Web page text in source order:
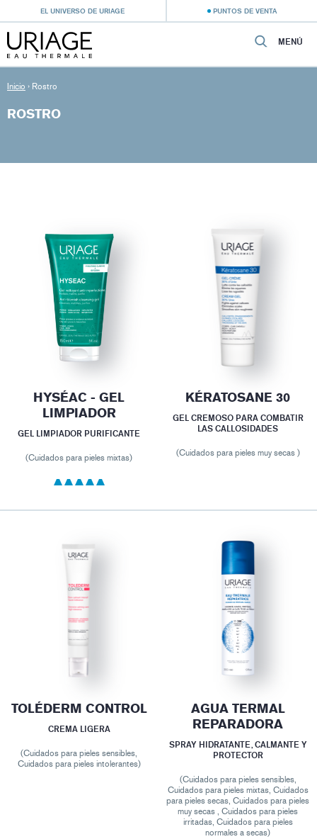
EL UNIVERSO DE URIAGE PUNTOS DE VENTA
MENÚ
Inicio › Rostro
ROSTRO
HYSÉAC - GEL
LIMPIADOR
GEL LIMPIADOR PURIFICANTE
(Cuidados para pieles mixtas)
KÉRATOSANE 30
GEL CREMOSO PARA COMBATIR
LAS CALLOSIDADES
(Cuidados para pieles muy secas )
TOLÉDERM CONTROL
CREMA LIGERA
(Cuidados para pieles sensibles,
Cuidados para pieles intolerantes)
AGUA TERMAL
REPARADORA
SPRAY HIDRATANTE, CALMANTE Y
PROTECTOR
(Cuidados para pieles sensibles,
Cuidados para pieles mixtas, Cuidados
para pieles secas, Cuidados para pieles
muy secas , Cuidados para pieles
irritadas, Cuidados para pieles
normales a secas)